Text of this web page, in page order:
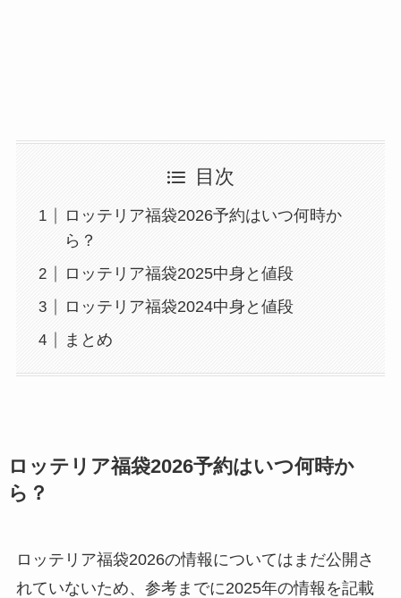
目次
ロッテリア福袋2026予約はいつ何時か
ら？
ロッテリア福袋2025中身と値段
ロッテリア福袋2024中身と値段
まとめ
ロッテリア福袋2026予約はいつ何時か
ら？
ロッテリア福袋2026の情報についてはまだ公開さ
れていないため、参考までに2025年の情報を記載